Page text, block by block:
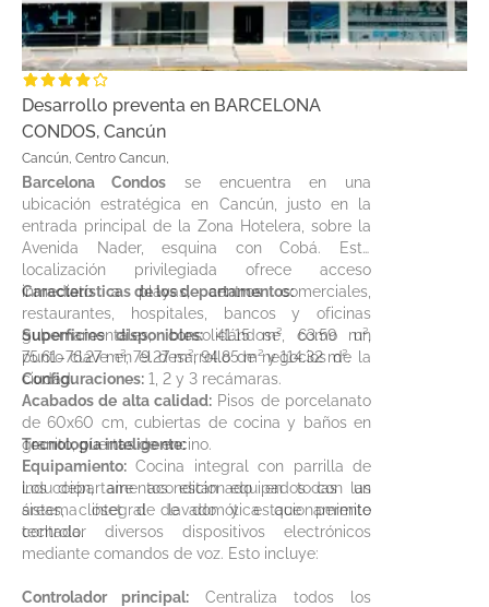
Desarrollo preventa en BARCELONA
CONDOS, Cancún
Cancún, Centro Cancun,
Barcelona Condos se encuentra en una
ubicación estratégica en Cancún, justo en la
entrada principal de la Zona Hotelera, sobre la
Avenida Nader, esquina con Cobá. Esta
localización privilegiada ofrece acceso
inmediato a playas, centros comerciales,
restaurantes, hospitales, bancos y oficinas
gubernamentales, consolidándose como un
punto clave en el desarrollo de negocios de la
ciudad.
Características de los departamentos:
Superficies disponibles:41.15 m², 63.59 m²,
75.61–76.27 m², 79.27 m², 94.85 m² y 114.32 m².
Configuraciones: 1, 2 y 3 recámaras.
Acabados de alta calidad: Pisos de porcelanato
de 60x60 cm, cubiertas de cocina y baños en
granito, puertas de encino.
Equipamiento: Cocina integral con parrilla de
inducción, aire acondicionado en todas las
áreas, clóset de lavado y estacionamiento
techado.
Tecnología inteligente:
Los departamentos están equipados con un
sistema integral de domótica que permite
controlar diversos dispositivos electrónicos
mediante comandos de voz. Esto incluye:
Controlador principal: Centraliza todos los